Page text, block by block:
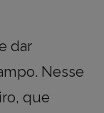
dar
Nesse
que